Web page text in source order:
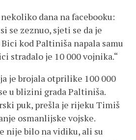
dana na facebooku:
se zeznuo, sjeti se da je
kod Paltiniša napala samu
stradalo je 10 000 vojnika.“
je brojala otprilike 100 000
u blizini grada Paltiniša.
puk, prešla je rijeku Timiš
osmanlijske vojske.
nije bilo na vidiku, ali su